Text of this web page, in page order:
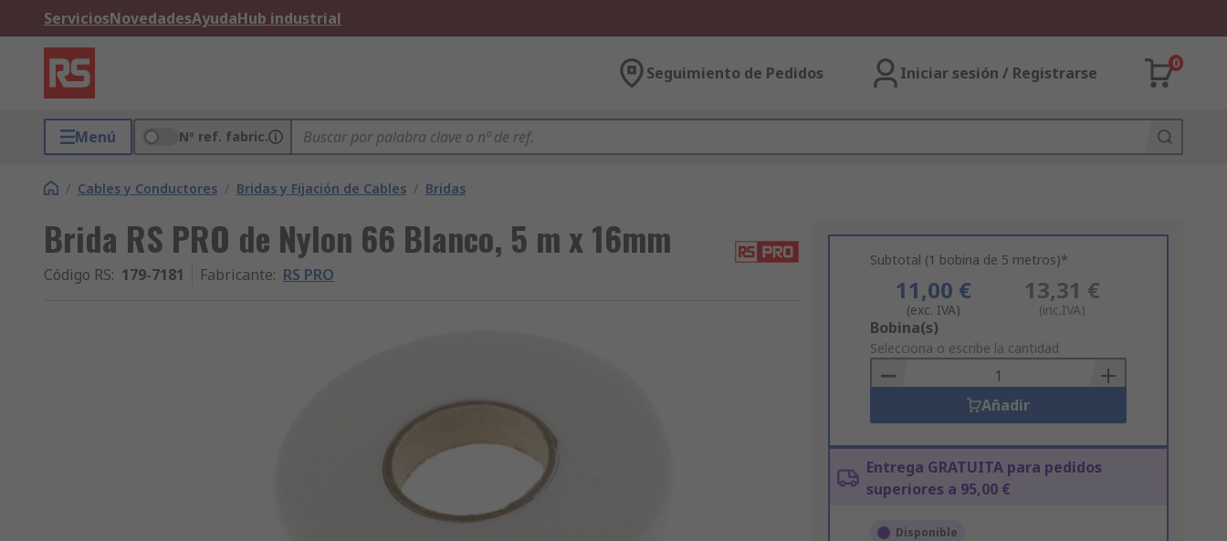
ServiciosNovedadesAyudaHub industrial
Seguimiento de Pedidos Iniciar sesión / Registrarse
0
Menú Nº ref. fabric.
/ Cables y Conductores / Bridas y Fijación de Cables / Bridas
Brida RS PRO de Nylon 66 Blanco, 5 m x 16mm
Código RS: 179-7181 Fabricante: RS PRO
Subtotal (1 bobina de 5 metros)*
11,00 €
(exc. IVA)
13,31 €
(inc.IVA)
Add
to
Basket
Bobina(s)
Selecciona o escribe la cantidad
Añadir
Entrega GRATUITA para pedidos
superiores a 95,00 €
Disponible